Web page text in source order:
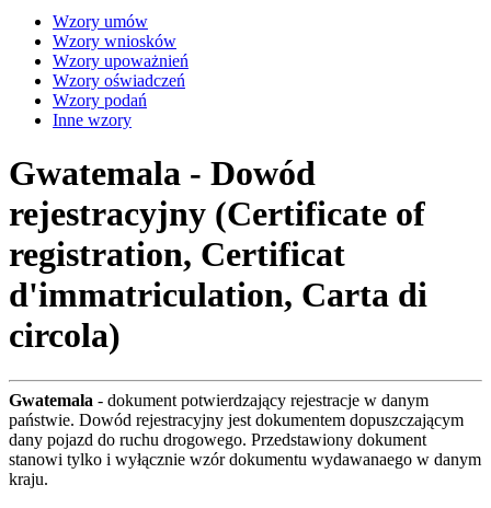
Wzory umów
Wzory wniosków
Wzory upoważnień
Wzory oświadczeń
Wzory podań
Inne wzory
Gwatemala - Dowód
rejestracyjny (Certificate of
registration, Certificat
d'immatriculation, Carta di
circola)
Gwatemala - dokument potwierdzający rejestracje w danym
państwie. Dowód rejestracyjny jest dokumentem dopuszczającym
dany pojazd do ruchu drogowego. Przedstawiony dokument
stanowi tylko i wyłącznie wzór dokumentu wydawanaego w danym
kraju.